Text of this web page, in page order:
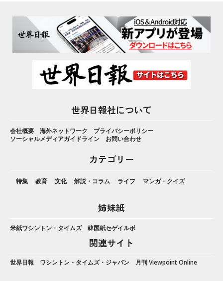
世界日報社について
会社概要 海外ネットワーク
プライバシーポリシー
ソーシャルメディアガイドライン
お問い合わせ
カテゴリー
特集 教育 文化 解説・コラム ライフ マンガ・クイズ
姉妹紙
米紙ワシントン・タイムズ 韓国紙セゲイルボ
関連サイト
世界日報 ワシントン・タイムズ・ジャパン 月刊 Viewpoint Online